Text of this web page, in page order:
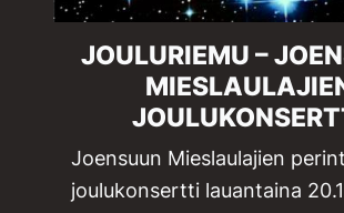
JOULURIEMU –
Joensuun Mieslaulajien
joulukonsertti lauantaina